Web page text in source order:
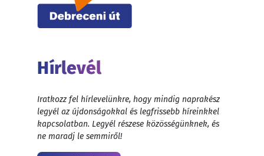
Hírlevél
Iratkozz fel hírlevelünkre, hogy mindig naprakész
legyél az újdonságokkal és legfrissebb híreinkkel
kapcsolatban. Legyél részese közösségünknek, és
ne maradj le semmiről!